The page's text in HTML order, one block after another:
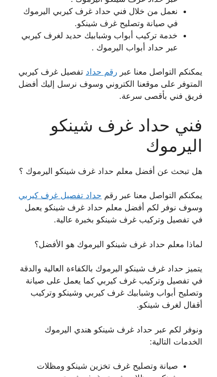
نعمل من خلال فني حداد غرف كيربي اليرموك
في صيانة وتصليح غرف شينكو.
خدمة تركيب أبواب وشبابيك حديد لغرف كيربي
عبر حداد أبواب اليرموك .
يمكنكم التواصل معنا عبر رقم حداد تفصيل غرف كيربي
المتوفر على موقعنا الكتروني وسوف نرسل إليك أفضل
فريق فني بأقصى سرعة.
فني حداد غرف شينكو
اليرموك
هل تبحث عن أفضل معلم حداد غرف شينكو اليرموك ؟
يمكنكم التواصل معنا عبر رقم حداد تفصيل غرف كيربي
وسوف نوفر لكم أفضل معلم حداد غرف شينكو يعمل
في تفصيل وتركيب غرف شينكو بخبرة عالية.
لماذا معلم حداد غرف شينكو اليرموك هو الأفضل؟
يتميز حداد غرف شينكو اليرموك بالكفاءة العالية والدقة
في تفصيل وتركيب غرف كيربي كما يعمل على صيانة
وتصليح أبواب وشبابيك غرف كيربي وشينكو وتركيب
أقفال لغرف شينكو.
ونوفر لكم عبر حداد غرف شينكو هندي اليرموك
الخدمات التالية:
صيانة وتصليح غرف تخزين شينكو ومظلات